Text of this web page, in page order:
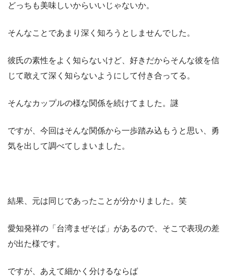
どっちも美味しいからいいじゃないか。
そんなことであまり深く知ろうとしませんでした。
彼氏の素性をよく知らないけど、好きだからそんな彼を信
じて敢えて深く知らないようにして付き合ってる。
そんなカップルの様な関係を続けてました。謎
ですが、今回はそんな関係から一歩踏み込もうと思い、勇
気を出して調べてしまいました。
結果、元は同じであったことが分かりました。笑
愛知発祥の「台湾まぜそば」があるので、そこで表現の差
が出た様です。
ですが、あえて細かく分けるならば